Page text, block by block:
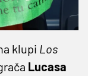
klupi Los
Lucasa